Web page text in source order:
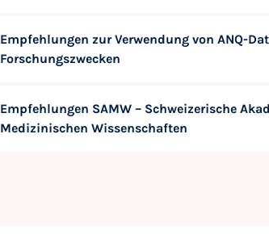
Empfehlungen zur Verwendung von ANQ-
Forschungszwecken
Empfehlungen SAMW – Schweizerische
Medizinischen Wissenschaften